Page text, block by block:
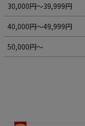
30,000円～39,999円
40,000円～49,999円
50,000円～